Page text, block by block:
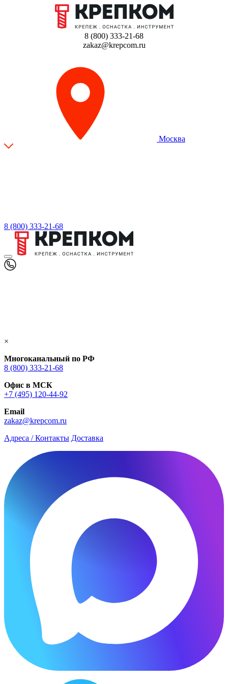
8 (800) 333-21-68
zakaz@krepcom.ru
Москва
8 (800) 333-21-68
×
Многоканальный по РФ
8 (800) 333‑21-68
Офис в МСК
+7 (495) 120-44-92
Email
zakaz@krepcom.ru
Адреса / Контакты Доставка